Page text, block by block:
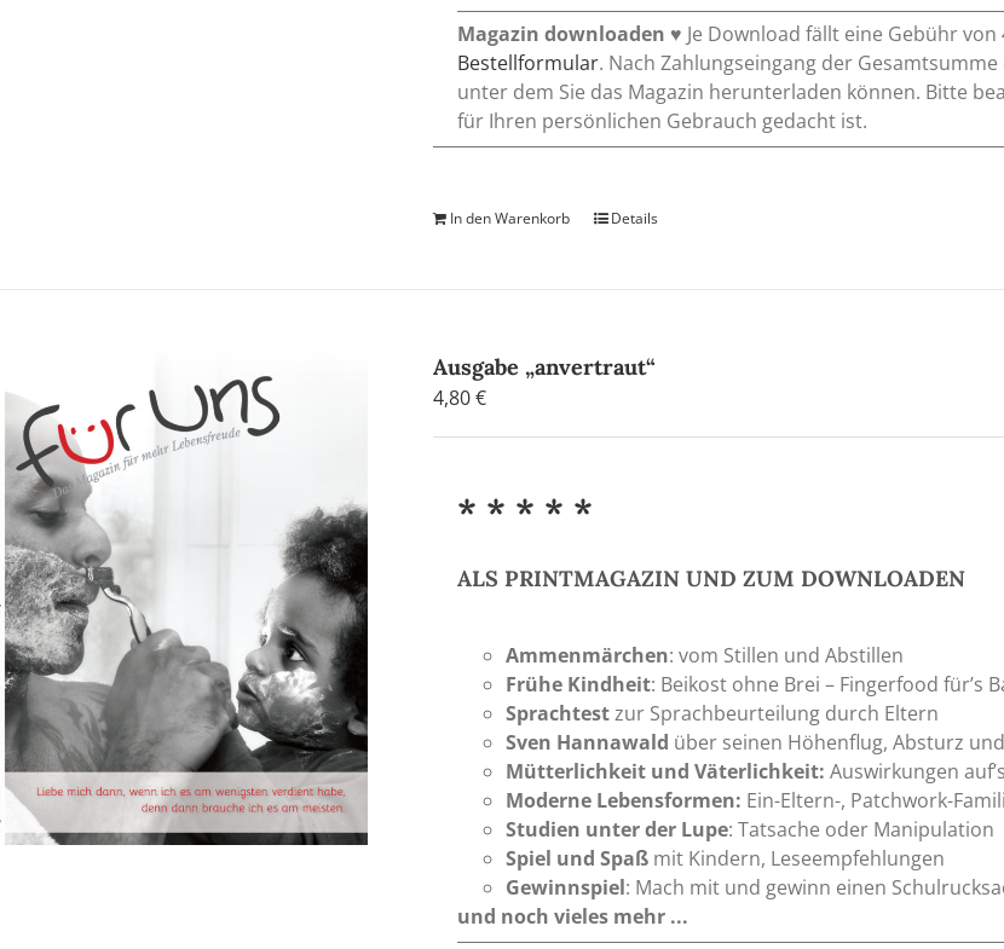
Magazin downloaden ♥ Je Download fällt eine Gebühr
Bestellformular. Nach Zahlungseingang der
unter dem Sie das Magazin herunterladen können. Bitte
für Ihren persönlichen Gebrauch gedacht ist.
In den Warenkorb Details
Ausgabe „anvertraut“
4,80€
* * * * *
ALS PRINTMAGAZIN UND ZUM DOWNLOADEN
Ammenmärchen: vom Stillen und Abstillen
Frühe Kindheit: Beikost ohne Brei – Fingerfood für’s
Sprachtestzur Sprachbeurteilung durch Eltern
Sven Hannawald über seinen Höhenflug, Absturz
Mütterlichkeit und Väterlichkeit:Auswirkungen
Moderne Lebensformen: Ein-Eltern-, Patchwork-
Studien unter der Lupe: Tatsache oder Manipulation
Spiel und Spaß mit Kindern, Leseempfehlungen
Gewinnspiel: Mach mit und gewinn einen
und noch vieles mehr ...